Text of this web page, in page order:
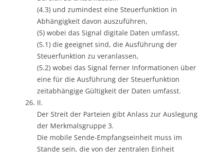
(4.3) und zumindest eine Steuerfunktion in
Abhängigkeit davon auszuführen,
(5) wobei das Signal digitale Daten umfasst,
(5.1) die geeignet sind, die Ausführung der
Steuerfunktion zu veranlassen,
(5.2) wobei das Signal ferner Informationen über
eine für die Ausführung der Steuerfunktion
zeitabhängige Gültigkeit der Daten umfasst.
II.
Der Streit der Parteien gibt Anlass zur Auslegung
der Merkmalsgruppe 3.
Die mobile Sende-Empfangseinheit muss im
Stande sein, die von der zentralen Einheit